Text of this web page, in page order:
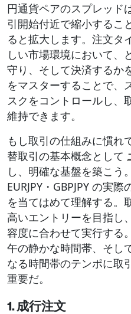
円通貨ペアのスプレッド
引開始付近で縮小するこ
ると拡大します。注文タ
しい市場環境において、
守り、そして決済するか
をマスターすることで、
スクをコントロールし、
維持できます。
もし取引の仕組みに慣れ
替取引の基本概念として
し、明確な基盤を築こう
EURJPY・GBPJPY の実
を当てはめて理解する。
高いエントリーを目指し
容度に合わせて実行する
午の静かな時間帯、そし
なる時間帯のテンポに取
重要だ。
1. 成行注文